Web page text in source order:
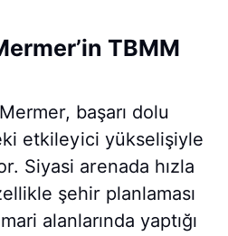
TBMM
başarı dolu
etkileyici yükselişiyle
Siyasi arenada hızla
şehir planlaması
alanlarında yaptığı